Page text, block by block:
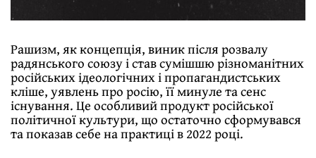
Рашизм, як концепція, виник після розвалу
радянського союзу і став сумішшю різноманітних
російських ідеологічних і пропагандистських
кліше, уявлень про росію, її минуле та сенс
існування. Це особливий продукт російської
політичної культури, що остаточно сформувався
та показав себе на практиці в 2022 році.